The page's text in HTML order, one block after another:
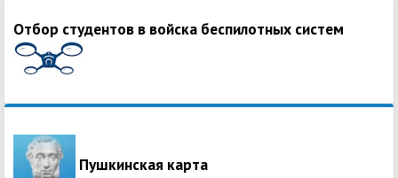
Отбор студентов в войска беспилотных систем
Пушкинская карта